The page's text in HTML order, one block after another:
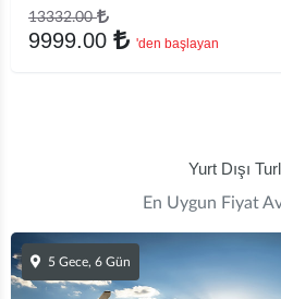
13332.00
9999.00 'den başlayan
Yurt Dışı
En Uygun Fiyat
5 Gece, 6 Gün